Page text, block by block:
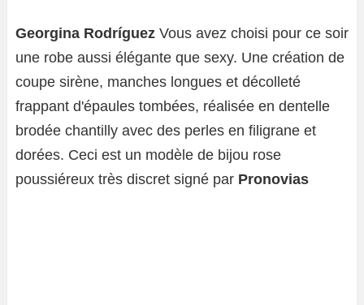
Georgina Rodríguez Vous avez choisi pour ce soir
une robe aussi élégante que sexy. Une création de
coupe sirène, manches longues et décolleté
frappant d'épaules tombées, réalisée en dentelle
brodée chantilly avec des perles en filigrane et
dorées. Ceci est un modèle de bijou rose
poussiéreux très discret signé par Pronovias